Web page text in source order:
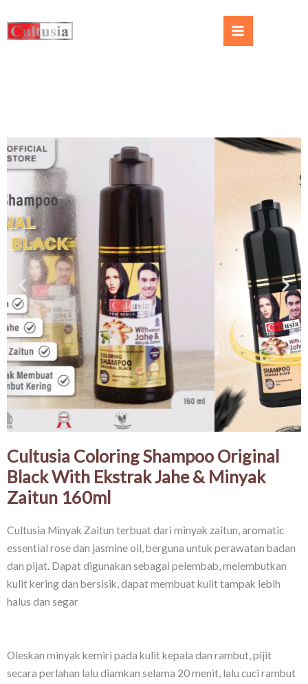
Cultusia Coloring Shampoo Original
Black With Ekstrak Jahe & Minyak
Zaitun 160ml​
Cultusia Minyak Zaitun terbuat dari minyak zaitun, aromatic
essential rose dan jasmine oil, berguna untuk perawatan badan
dan pijat. Dapat digunakan sebagai pelembab, melembutkan
kulit kering dan bersisik, dapat membuat kulit tampak lebih
halus dan segar
Oleskan minyak kemiri pada kulit kepala dan rambut, pijit
secara perlahan lalu diamkan selama 20 menit, lalu cuci rambut